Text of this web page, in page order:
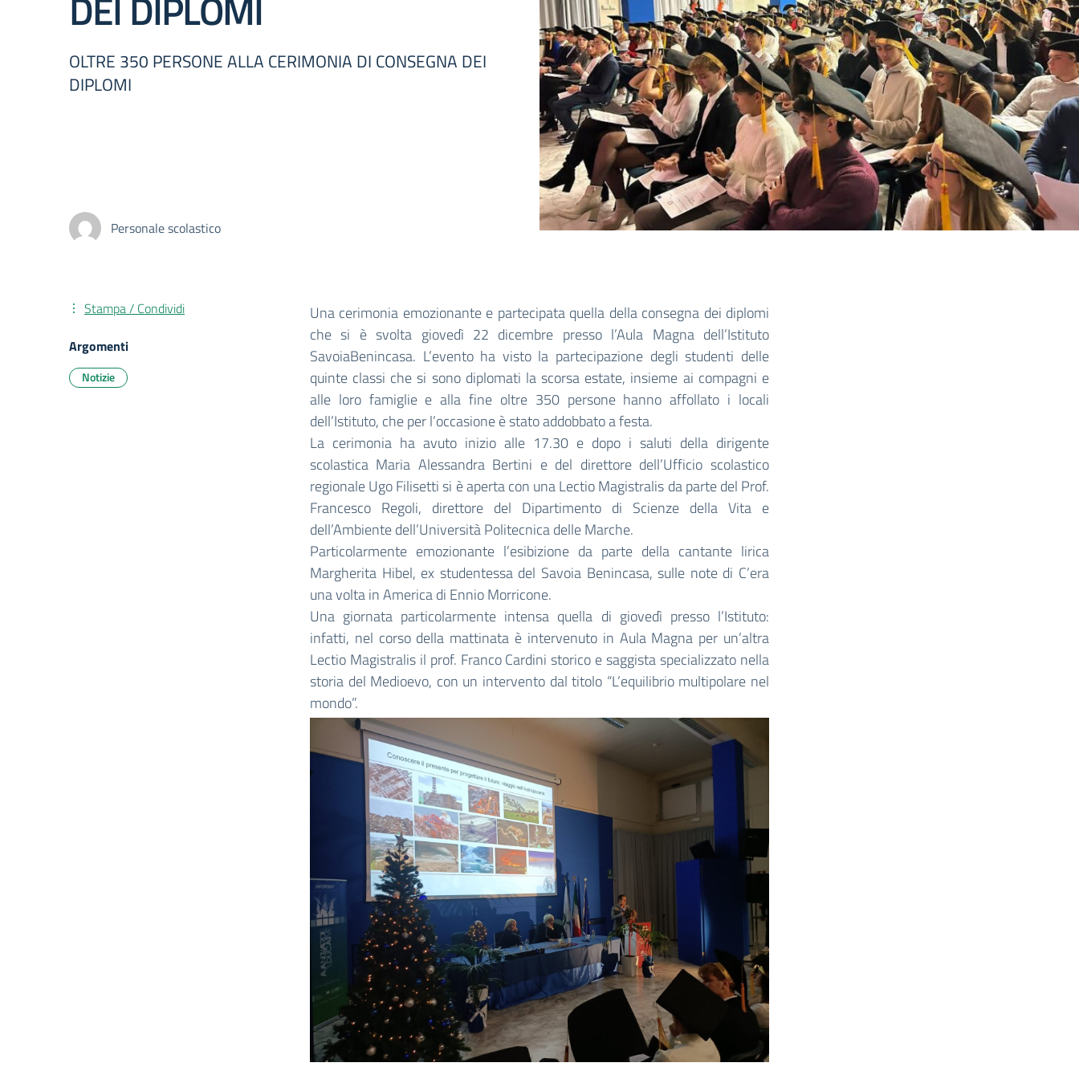
OLTRE 350 PERSONE ALLA CERIMONIA DI CONSEGNA DEI
DIPLOMI
Personale scolastico
Una cerimonia emozionante e partecipata quella della consegna dei diplomi
che si è svolta giovedì 22 dicembre presso l’Aula Magna dell’Istituto
SavoiaBenincasa. L’evento ha visto la partecipazione degli studenti delle
quinte classi che si sono diplomati la scorsa estate, insieme ai compagni e
alle loro famiglie e alla fine oltre 350 persone hanno affollato i locali
dell’Istituto, che per l’occasione è stato addobbato a festa.
La cerimonia ha avuto inizio alle 17.30 e dopo i saluti della dirigente
scolastica Maria Alessandra Bertini e del direttore dell’Ufficio scolastico
regionale Ugo Filisetti si è aperta con una Lectio Magistralis da parte del Prof.
Francesco Regoli, direttore del Dipartimento di Scienze della Vita e
dell’Ambiente dell’Università Politecnica delle Marche.
Particolarmente emozionante l’esibizione da parte della cantante lirica
Margherita Hibel, ex studentessa del Savoia Benincasa, sulle note di C’era
una volta in America di Ennio Morricone.
Una giornata particolarmente intensa quella di giovedì presso l’Istituto:
infatti, nel corso della mattinata è intervenuto in Aula Magna per un’altra
Lectio Magistralis il prof. Franco Cardini storico e saggista specializzato nella
storia del Medioevo, con un intervento dal titolo “L’equilibrio multipolare nel
mondo”.
Stampa / Condividi
Argomenti
Notizie